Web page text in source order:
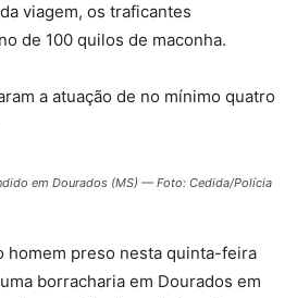
viagem, os traficantes
de 100 quilos de maconha.
a atuação de no mínimo quatro
em Dourados (MS) — Foto: Cedida/Polícia
homem preso nesta quinta-feira
borracharia em Dourados em